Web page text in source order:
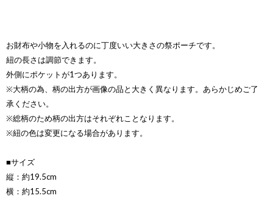
お財布や小物を入れるのに丁度いい大きさの祭ポーチです。
紐の長さは調節できます。
外側にポケットが1つあります。
※大柄の為、柄の出方が画像の品と大きく異なります。あらかじめご了
承ください。
※総柄のため柄の出方はそれぞれことなります。
※紐の色は変更になる場合があります。
■サイズ
縦：約19.5cm
横：約15.5cm